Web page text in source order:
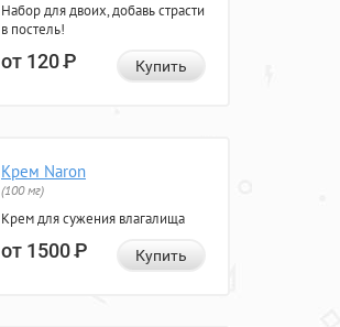
Набор для двоих, добавь страсти
в постель!
от 120Р Купить
Крем Naron
(100 мг)
Крем для сужения влагалища
от 1500Р Купить